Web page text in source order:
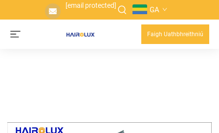
[email protected] GA
Faigh Uathbhreithniú